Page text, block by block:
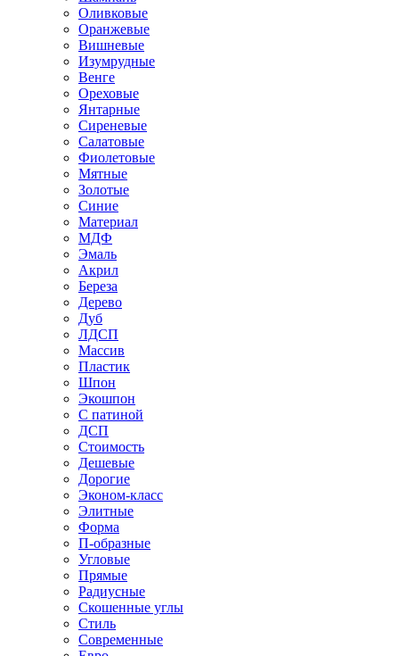
Оливковые
Оранжевые
Вишневые
Изумрудные
Венге
Ореховые
Янтарные
Сиреневые
Салатовые
Фиолетовые
Мятные
Золотые
Синие
Материал
МДФ
Эмаль
Акрил
Береза
Дерево
Дуб
ЛДСП
Массив
Пластик
Шпон
Экошпон
С патиной
ДСП
Стоимость
Дешевые
Дорогие
Эконом-класс
Элитные
Форма
П-образные
Угловые
Прямые
Радиусные
Скошенные углы
Стиль
Современные